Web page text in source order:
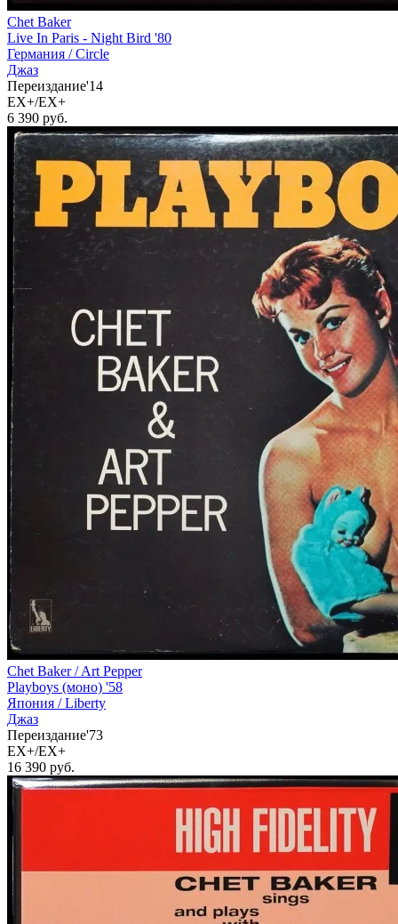
Chet Baker
Live In Paris - Night Bird '80
Германия /Circle
Джаз
Переиздание'14
EX+/EX+
6 390 руб.
Chet Baker / Art Pepper
Playboys (моно) '58
Япония /Liberty
Джаз
Переиздание'73
EX+/EX+
16 390 руб.